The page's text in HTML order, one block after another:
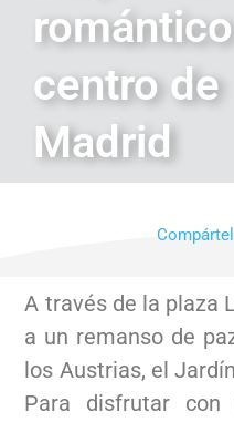
centro de
Madrid
A través de la plaza
a un remanso de
los Austrias, el
Para disfrutar